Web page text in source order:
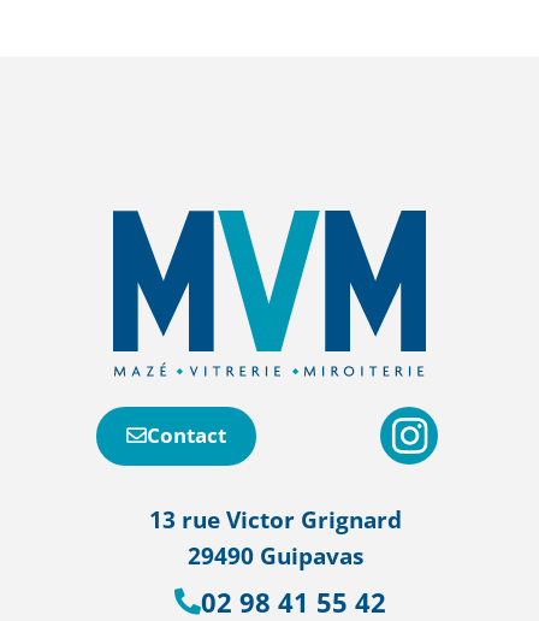
Contact
13 rue Victor Grignard
29490 Guipavas
02 98 41 55 42